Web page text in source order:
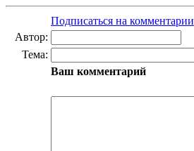
Подписаться на комментарии
Автор:
Тема:
Ваш комментарий